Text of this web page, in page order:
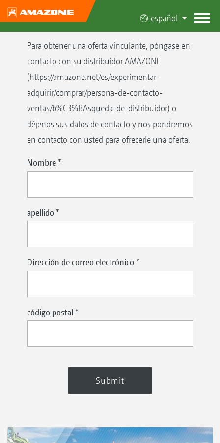
español
Para obtener una oferta vinculante, póngase en
contacto con su distribuidor AMAZONE
(https://amazone.net/es/experimentar-
adquirir/comprar/persona-de-contacto-
ventas/b%C3%BAsqueda-de-distribuidor) o
déjenos sus datos de contacto y nos pondremos
en contacto con usted para ofrecerle una oferta.
Nombre *
apellido *
Dirección de correo electrónico *
código postal *
Submit